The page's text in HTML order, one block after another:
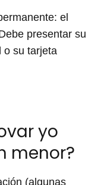
el
presentar su
o su tarjeta
yo
menor?
(algunas